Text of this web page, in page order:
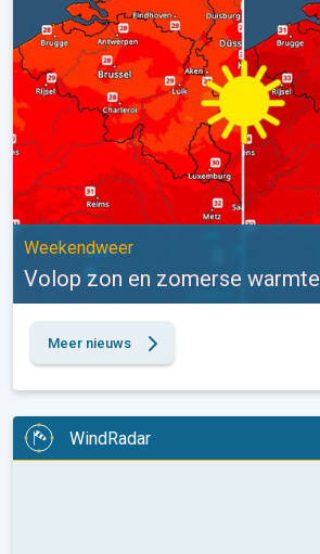
Weekendweer
Volop zon en zomerse warmte
Meer nieuws
WindRadar